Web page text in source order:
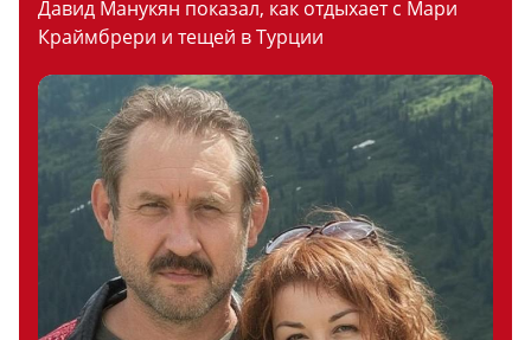
Давид Манукян показал, как отдыхает с Мари
Краймбрери и тещей в Турции